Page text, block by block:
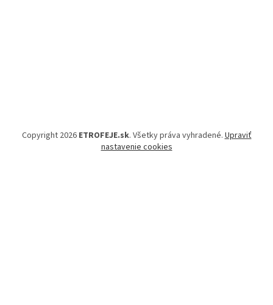
Copyright 2026 ETROFEJE.sk. Všetky práva vyhradené. Upraviť
nastavenie cookies